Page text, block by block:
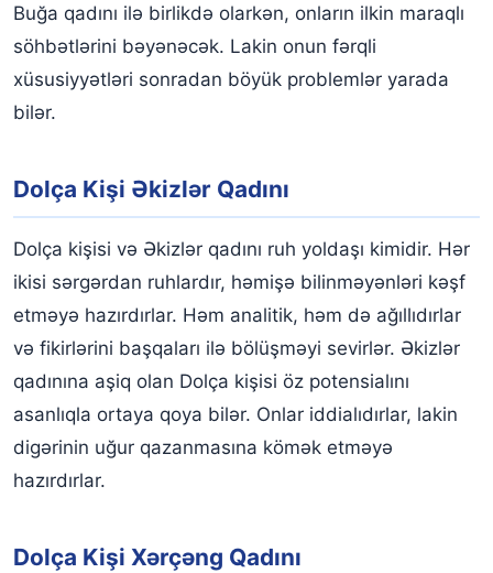
Buğa qadını ilə birlikdə olarkən, onların ilkin maraqlı
söhbətlərini bəyənəcək. Lakin onun fərqli
xüsusiyyətləri sonradan böyük problemlər yarada
bilər.
Dolça Kişi Əkizlər Qadını
Dolça kişisi və Əkizlər qadını ruh yoldaşı kimidir. Hər
ikisi sərgərdan ruhlardır, həmişə bilinməyənləri kəşf
etməyə hazırdırlar. Həm analitik, həm də ağıllıdırlar
və fikirlərini başqaları ilə bölüşməyi sevirlər. Əkizlər
qadınına aşiq olan Dolça kişisi öz potensialını
asanlıqla ortaya qoya bilər. Onlar iddialıdırlar, lakin
digərinin uğur qazanmasına kömək etməyə
hazırdırlar.
Dolça Kişi Xərçəng Qadını